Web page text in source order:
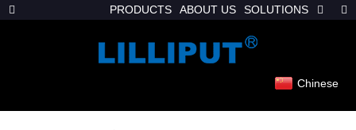
Chinese
PRODUCTS ABOUT US SOLUTIONS